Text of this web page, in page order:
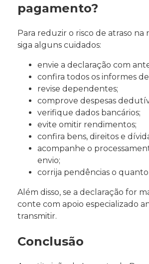
pagamento?
Para reduzir o risco de atraso na
siga alguns cuidados:
envie a declaração com
confira todos os informes
revise dependentes;
comprove despesas
verifique dados bancários;
evite omitir rendimentos;
confira bens, direitos e
acompanhe o
envio;
corrija pendências o quanto
Além disso, se a declaração for
conte com apoio especializado
transmitir.
Conclusão